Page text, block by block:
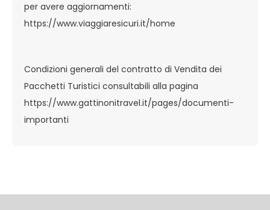
per avere aggiornamenti:
https://www.viaggiaresicuri.it/home
Condizioni generali del contratto di Vendita dei
Pacchetti Turistici consultabili alla pagina
https://www.gattinonitravel.it/pages/documenti-
importanti